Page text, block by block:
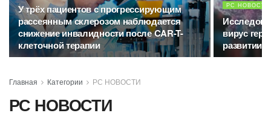
У трёх пациентов с прогрессирующим
рассеянным склерозом наблюдается
снижение инвалидности после CAR-T-
клеточной терапии
РС НОВОСТИ
вирус
развитии
Главная Категории РС НОВОСТИ
РС НОВОСТИ